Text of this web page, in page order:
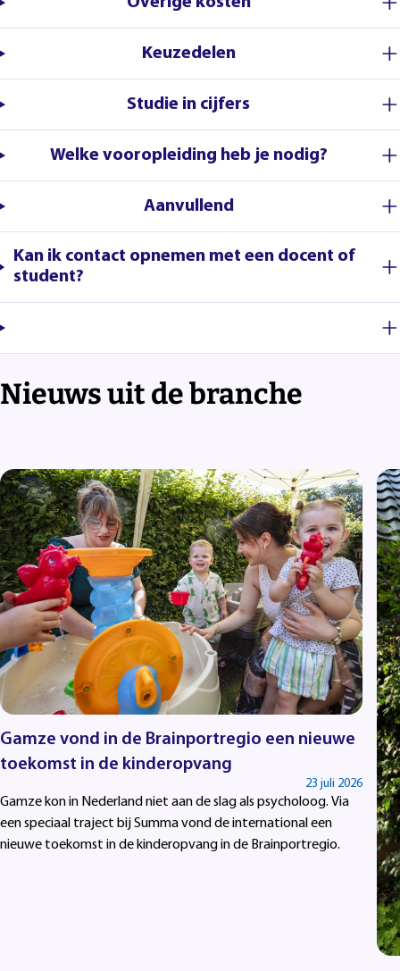
Keuzedelen
Studie in cijfers
Welke vooropleiding heb je nodig?
Aanvullend
Kan ik contact opnemen met een docent of
student?
Nieuws uit de branche
Gamze vond in de Brainportregio een nieuwe
toekomst in de kinderopvang
23 juli 2026
Gamze kon in Nederland niet aan de slag als psycholoog. Via
een speciaal traject bij Summa vond de international een
nieuwe toekomst in de kinderopvang in de Brainportregio.